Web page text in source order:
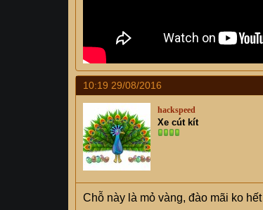
10:19 29/08/2016
hackspeed
Xe cút kít
Chỗ này là mỏ vàng, đào mãi ko hết